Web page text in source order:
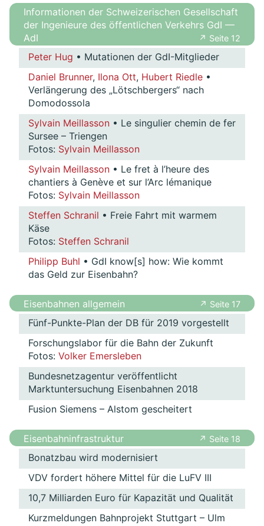
Informationen der Schweizerischen Gesellschaft
der Ingenieure des öffentlichen Verkehrs GdI —
AdI
↗ Seite 12
Peter Hug • Mutationen der GdI-Mitglieder
Daniel Brunner, Ilona Ott, Hubert Riedle •
Verlängerung des „Lötschbergers“ nach
Domodossola
Sylvain Meillasson • Le singulier chemin de fer
Sursee – Triengen
Fotos: Sylvain Meillasson
Sylvain Meillasson • Le fret à l’heure des
chantiers à Genève et sur l’Arc lémanique
Fotos: Sylvain Meillasson
Steffen Schranil • Freie Fahrt mit warmem
Käse
Fotos: Steffen Schranil
Philipp Buhl • GdI know[s] how: Wie kommt
das Geld zur Eisenbahn?
Eisenbahnen allgemein ↗ Seite 17
Fünf-Punkte-Plan der DB für 2019 vorgestellt
Forschungslabor für die Bahn der Zukunft
Fotos: Volker Emersleben
Bundesnetzagentur veröffentlicht
Marktuntersuchung Eisenbahnen 2018
Fusion Siemens – Alstom gescheitert
Eisenbahninfrastruktur ↗ Seite 18
Bonatzbau wird modernisiert
VDV fordert höhere Mittel für die LuFV III
10,7 Milliarden Euro für Kapazität und Qualität
Kurzmeldungen Bahnprojekt Stuttgart – Ulm